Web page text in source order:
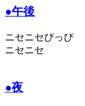
●午後
ニセニセぴっぴ
ニセニセ
●夜